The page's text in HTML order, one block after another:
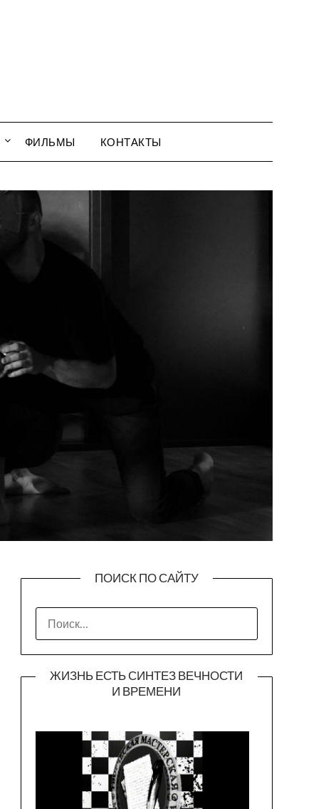
ФИЛЬМЫ КОНТАКТЫ
ПОИСК ПО САЙТУ
ЖИЗНЬ ЕСТЬ СИНТЕЗ ВЕЧНОСТИ
И ВРЕМЕНИ